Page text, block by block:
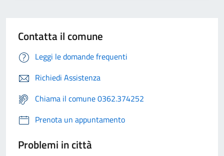
Contatta il comune
Leggi le domande frequenti
Richiedi Assistenza
Chiama il comune 0362.374252
Prenota un appuntamento
Problemi in città